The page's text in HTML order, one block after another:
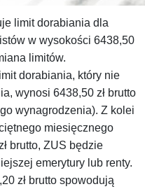
limit dorabiania dla
w wysokości 6438,50
limitów.
dorabiania, który nie
wynosi 6438,50 zł brutto
wynagrodzenia). Z kolei
miesięcznego
brutto, ZUS będzie
emerytury lub renty.
zł brutto spowodują